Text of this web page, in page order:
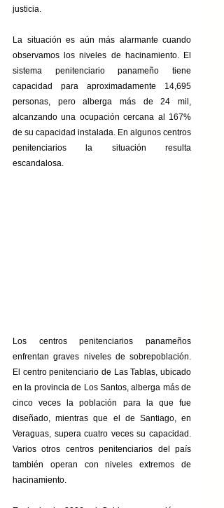
justicia.
La situación es aún más alarmante cuando
observamos los niveles de hacinamiento. El
sistema penitenciario panameño tiene
capacidad para aproximadamente 14,695
personas, pero alberga más de 24 mil,
alcanzando una ocupación cercana al 167%
de su capacidad instalada. En algunos centros
penitenciarios la situación resulta
escandalosa.
Los centros penitenciarios panameños
enfrentan graves niveles de sobrepoblación.
El centro penitenciario de Las Tablas, ubicado
en la provincia de Los Santos, alberga más de
cinco veces la población para la que fue
diseñado, mientras que el de Santiago, en
Veraguas, supera cuatro veces su capacidad.
Varios otros centros penitenciarios del país
también operan con niveles extremos de
hacinamiento.